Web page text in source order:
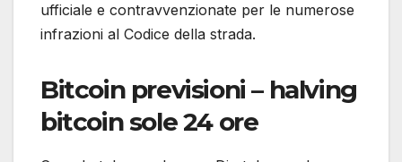
ufficiale e contravvenzionate per le numerose
infrazioni al Codice della strada.
Bitcoin previsioni – halving
bitcoin sole 24 ore